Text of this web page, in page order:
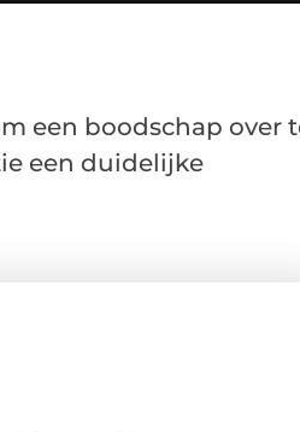
een boodschap over
een duidelijke